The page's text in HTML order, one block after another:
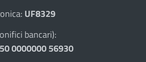
UF8329
bancari):
0000000 56930